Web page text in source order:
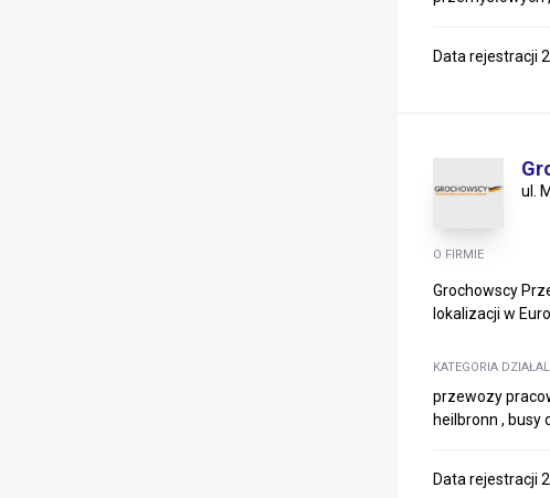
Data rejestracji
ul.
O FIRMIE
Grochowscy
lokalizacji w
KATEGORIA
przewozy
heilbronn , busy
Data rejestracji